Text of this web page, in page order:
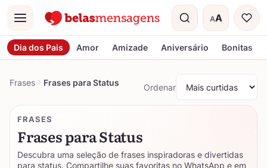
Menu AA
Tamanho do
Dia dos Pais Amor Amizade Aniversário Bonitas
Frases Frases para Status Ordenar
FRASES
Frases para Status
Descubra uma seleção de frases inspiradoras e divertidas
para status. Compartilhe suas favoritas no WhatsApp e em